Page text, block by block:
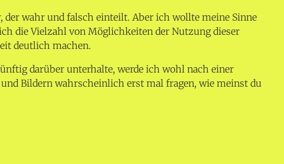
der wahr und falsch einteilt. Aber ich wollte meine Sinne
die Vielzahl von Möglichkeiten der Nutzung dieser
deutlich machen.
darüber unterhalte, werde ich wohl nach einer
und Bildern wahrscheinlich erst mal fragen, wie meinst du